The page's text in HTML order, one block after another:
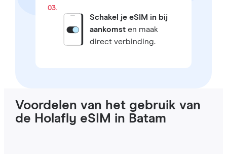
03.
Schakel je eSIM in bij
aankomsten maak
direct verbinding.
Voordelen van het gebruik van
de Holafly eSIM in Batam